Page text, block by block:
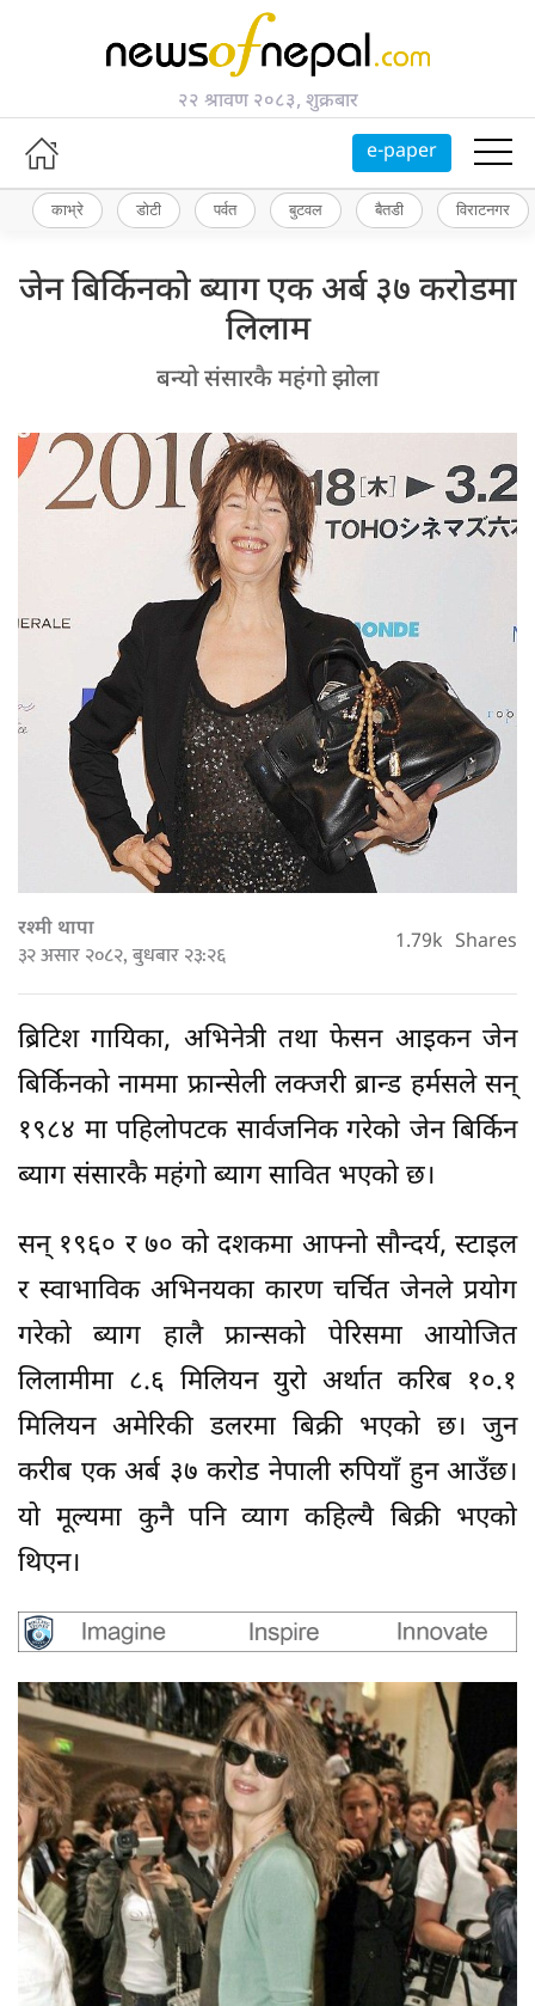
२२ श्रावण २०८३, शुक्रबार
e-paper
काभ्रे डोटी पर्वत बुटवल बैतडी विराटनगर
जेन बिर्किनको ब्याग एक अर्ब ३७ करोडमा
लिलाम
बन्यो संसारकै महंगो झोला
रश्मी थापा
३२ असार २०८२, बुधबार २३:२६ 1.79k Shares
ब्रिटिश गायिका, अभिनेत्री तथा फेसन आइकन जेन
बिर्किनको नाममा फ्रान्सेली लक्जरी ब्रान्ड हर्मसले सन्
१९८४ मा पहिलोपटक सार्वजनिक गरेको जेन बिर्किन
ब्याग संसारकै महंगो ब्याग सावित भएको छ।
सन् १९६० र ७० को दशकमा आफ्नो सौन्दर्य, स्टाइल
र स्वाभाविक अभिनयका कारण चर्चित जेनले प्रयोग
गरेको ब्याग हालै फ्रान्सको पेरिसमा आयोजित
लिलामीमा ८.६ मिलियन युरो अर्थात करिब १०.१
मिलियन अमेरिकी डलरमा बिक्री भएको छ। जुन
करीब एक अर्ब ३७ करोड नेपाली रुपियाँ हुन आउँछ।
यो मूल्यमा कुनै पनि व्याग कहिल्यै बिक्री भएको
थिएन।